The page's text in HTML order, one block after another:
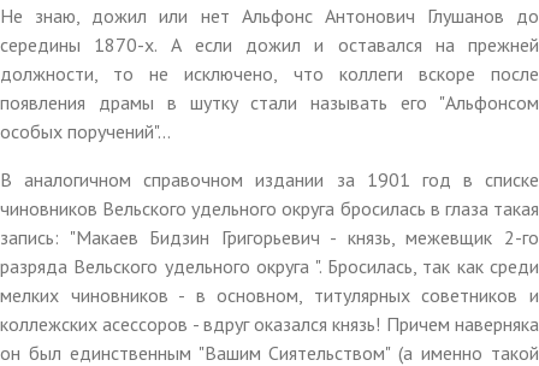
Не знаю, дожил или нет Альфонс Антонович Глушанов до
середины 1870-х. А если дожил и оставался на прежней
должности, то не исключено, что коллеги вскоре после
появления драмы в шутку стали называть его "Альфонсом
особых поручений"...
В аналогичном справочном издании за 1901 год в списке
чиновников Вельского удельного округа бросилась в глаза такая
запись: "Макаев Бидзин Григорьевич - князь, межевщик 2-го
разряда Вельского удельного округа ". Бросилась, так как среди
мелких чиновников - в основном, титулярных советников и
коллежских асессоров - вдруг оказался князь! Причем наверняка
он был единственным "Вашим Сиятельством" (а именно такой